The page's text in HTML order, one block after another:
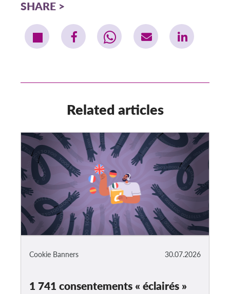
SHARE
Related articles
30.07.2026
Cookie Banners
1 741 consentements « éclairés »